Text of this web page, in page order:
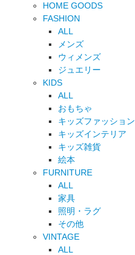
HOME GOODS
FASHION
ALL
メンズ
ウィメンズ
ジュエリー
KIDS
ALL
おもちゃ
キッズファッション
キッズインテリア
キッズ雑貨
絵本
FURNITURE
ALL
家具
照明・ラグ
その他
VINTAGE
ALL